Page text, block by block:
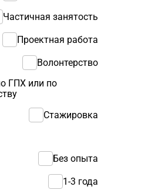
Частичная занятость
Проектная работа
Волонтерство
ГПХ или по
Стажировка
Без опыта
1-3 года